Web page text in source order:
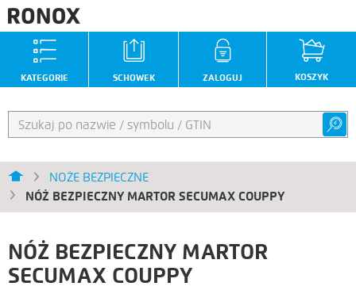
ZALOGUJ KOSZYK
SCHOWEK
KATEGORIE
NOŻE BEZPIECZNE
NÓŻ BEZPIECZNY MARTOR SECUMAX COUPPY
NÓŻ BEZPIECZNY MARTOR
SECUMAX COUPPY